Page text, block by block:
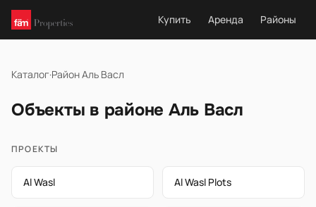
Купить Аренда Районы
Каталог·Район Аль Васл
Объекты в районе Аль Васл
ПРОЕКТЫ
Al Wasl Al Wasl Plots